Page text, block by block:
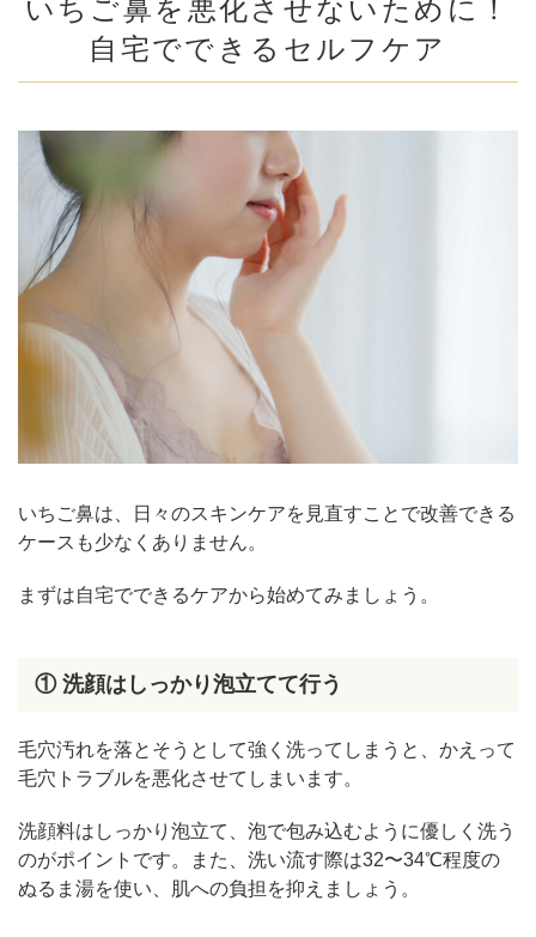
いちご鼻を悪化させないために！
自宅でできるセルフケア
いちご鼻は、日々のスキンケアを見直すことで改善できる
ケースも少なくありません。
まずは自宅でできるケアから始めてみましょう。
① 洗顔はしっかり泡立てて行う
毛穴汚れを落とそうとして強く洗ってしまうと、かえって
毛穴トラブルを悪化させてしまいます。
洗顔料はしっかり泡立て、泡で包み込むように優しく洗う
のがポイントです。また、洗い流す際は32〜34℃程度の
ぬるま湯を使い、肌への負担を抑えましょう。